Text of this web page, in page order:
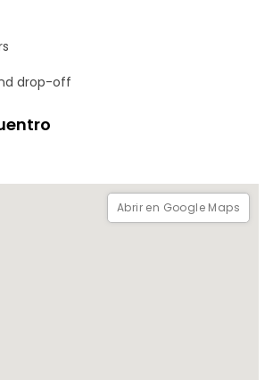
a Merzouga. El 4x4 le espera para
las impresionantes dunas de Erg Chebbi
de una cena tradicional, música
en un lujoso campamento del
el tercer día para disfrutar de un
paradas panorámicas. Esta
por el desierto marroquí combina
para vivir la experiencia de su
drop-off
Abrir en Google Maps